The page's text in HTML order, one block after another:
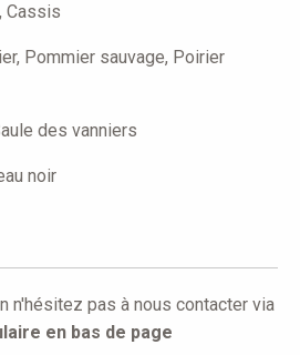
Cassis
Pommier sauvage, Poirier
des vanniers
noir
n'hésitez pas à nous contacter via
en bas de page